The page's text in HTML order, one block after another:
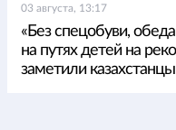
03 августа, 13:17
«Без спецобуви,
на путях детей на
заметили казахстанцы